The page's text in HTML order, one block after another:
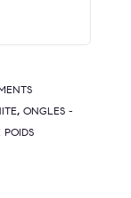
, ONGLES -
POIDS